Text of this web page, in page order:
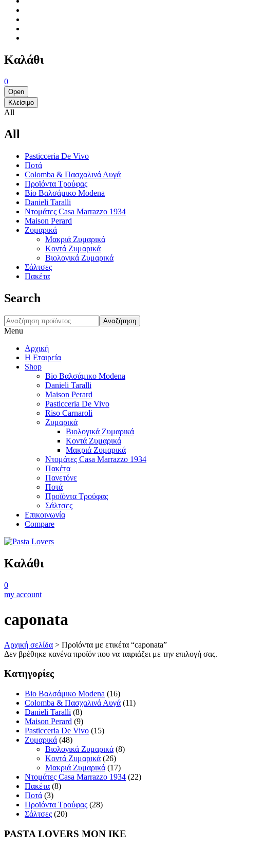
Καλάθι
0
Open
Κλείσιμο
All
All
Pasticceria De Vivo
Ποτά
Colomba & Πασχαλινά Αυγά
Προϊόντα Τρούφας
Bio Βαλσάμικο Modena
Danieli Taralli
Ντομάτες Casa Marrazzo 1934
Maison Perard
Ζυμαρικά
Μακριά Ζυμαρικά
Κοντά Ζυμαρικά
Βιολογικά Ζυμαρικά
Σάλτσες
Πακέτα
Search
Αναζήτηση
Menu
Αρχική
Η Εταιρεία
Shop
Bio Βαλσάμικο Modena
Danieli Taralli
Maison Perard
Pasticceria De Vivo
Riso Carnaroli
Ζυμαρικά
Βιολογικά Ζυμαρικά
Κοντά Ζυμαρικά
Μακριά Ζυμαρικά
Ντομάτες Casa Marrazzo 1934
Πακέτα
Πανετόνε
Ποτά
Προϊόντα Τρούφας
Σάλτσες
Επικοινωνία
Compare
Καλάθι
0
my account
caponata
Αρχική σελίδα > Προϊόντα με ετικέτα “caponata”
Δεν βρέθηκε κανένα προϊόν που να ταιριάζει με την επιλογή σας.
Κατηγορίες
Bio Βαλσάμικο Modena (16)
Colomba & Πασχαλινά Αυγά (11)
Danieli Taralli (8)
Maison Perard (9)
Pasticceria De Vivo (15)
Ζυμαρικά (48)
Βιολογικά Ζυμαρικά (8)
Κοντά Ζυμαρικά (26)
Μακριά Ζυμαρικά (17)
Ντομάτες Casa Marrazzo 1934 (22)
Πακέτα (8)
Ποτά (3)
Προϊόντα Τρούφας (28)
Σάλτσες (20)
PASTA LOVERS ΜΟΝ ΙΚΕ